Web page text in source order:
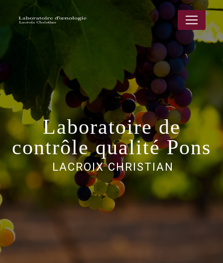
Laboratoire de
contrôle qualité Pons
LACROIX CHRISTIAN
Panneau de gestion des cookies